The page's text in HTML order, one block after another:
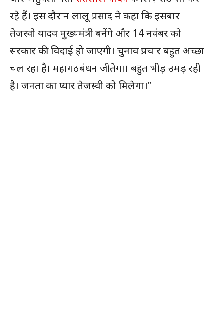
रहे हैं। इस दौरान लालू प्रसाद ने कहा कि इसबार
तेजस्वी यादव मुख्यमंत्री बनेंगे और 14 नवंबर को
सरकार की विदाई हो जाएगी। चुनाव प्रचार बहुत अच्छा
चल रहा है। महागठबंधन जीतेगा। बहुत भीड़ उमड़ रही
है। जनता का प्यार तेजस्वी को मिलेगा।”